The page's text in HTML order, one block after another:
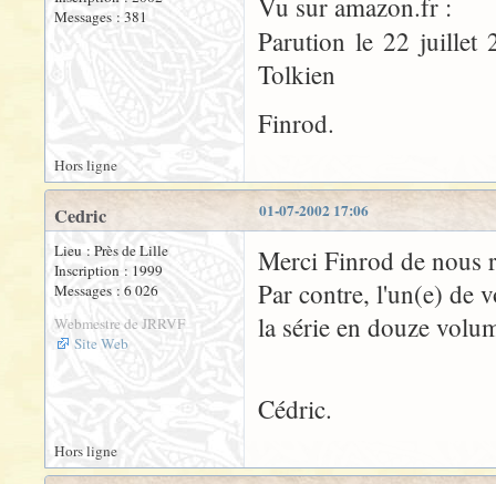
Messages : 381
Vu sur amazon.fr :
Parution le 22 juillet
Tolkien
Finrod.
Hors ligne
01-07-2002 17:06
Cedric
Lieu : Près de Lille
Inscription : 1999
Messages : 6 026
Webmestre de JRRVF
Site Web
Merci Finrod de nous
Par contre, l'un(e) de
la série en douze
Cédric.
Hors ligne